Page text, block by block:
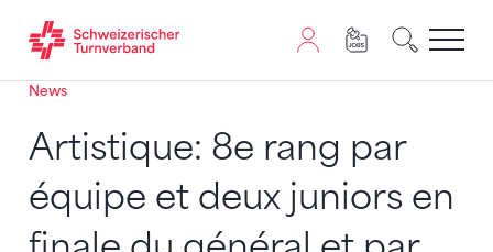
Zum Inhalt springen
Zur Sitemap navigieren
Zum Navigieren dieser Seite wird JavaScript benötigt.
News
Artistique: 8e rang par
équipe et deux juniors en